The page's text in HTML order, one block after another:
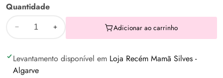
Quantidade
Diminuir
quantidade
de
quantidade
Adicionar ao carrinho
Levantamento disponível em Loja Recém Mamã Silves -
Algarve